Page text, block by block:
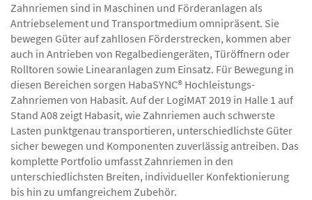
Zahnriemen sind in Maschinen und Förderanlagen als
Antriebselement und Transportmedium omnipräsent. Sie
bewegen Güter auf zahllosen Förderstrecken, kommen aber
auch in Antrieben von Regalbediengeräten, Türöffnern oder
Rolltoren sowie Linearanlagen zum Einsatz. Für Bewegung in
diesen Bereichen sorgen HabaSYNC® Hochleistungs-
Zahnriemen von Habasit. Auf der LogiMAT 2019 in Halle 1 auf
Stand A08 zeigt Habasit, wie Zahnriemen auch schwerste
Lasten punktgenau transportieren, unterschiedlichste Güter
sicher bewegen und Komponenten zuverlässig antreiben. Das
komplette Portfolio umfasst Zahnriemen in den
unterschiedlichsten Breiten, individueller Konfektionierung
bis hin zu umfangreichem Zubehör.